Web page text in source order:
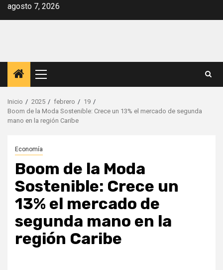
Saltar
agosto 7, 2026
Menú
principal
Inicio 2025 febrero
19
Boom de la Moda Sostenible: Crece un 13% el mercado de segunda
mano en la región Caribe
Economía
Boom de la Moda
Sostenible: Crece un
13% el mercado de
segunda mano en la
región Caribe